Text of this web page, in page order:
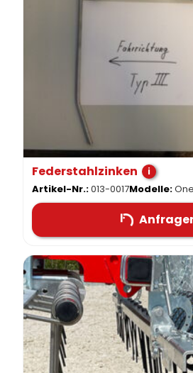
Federstahlzinken i
Artikel-Nr.:013-0017Modelle: